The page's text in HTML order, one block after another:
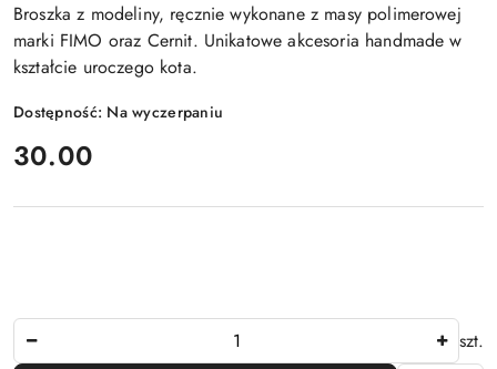
Broszka z modeliny, ręcznie wykonane z masy polimerowej
marki FIMO oraz Cernit. Unikatowe akcesoria handmade w
kształcie uroczego kota.
Dostępność: Na wyczerpaniu
cena:
30.00
szt.